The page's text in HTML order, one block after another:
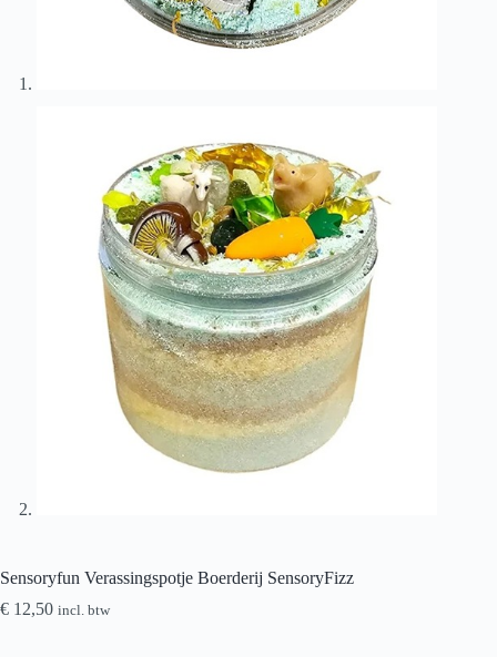
Sensoryfun Verassingspotje Boerderij SensoryFizz
€ 12,50 incl. btw